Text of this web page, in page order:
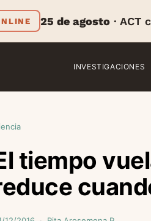
25 de agosto · ACT
INVESTIGACIONES
tiempo